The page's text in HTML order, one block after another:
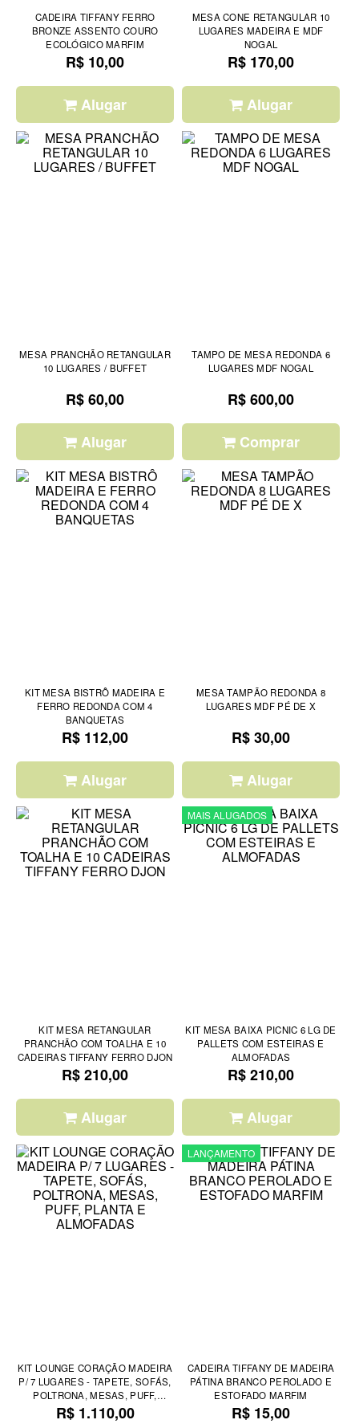
CADEIRA TIFFANY FERRO
BRONZE ASSENTO COURO
ECOLÓGICO MARFIM
R$ 10,00
Alugar
MESA CONE RETANGULAR 10
LUGARES MADEIRA E MDF
NOGAL
R$ 170,00
Alugar
MESA PRANCHÃO RETANGULAR
10 LUGARES / BUFFET
R$ 60,00
Alugar
TAMPO DE MESA REDONDA 6
LUGARES MDF NOGAL
R$ 600,00
Comprar
KIT MESA BISTRÔ MADEIRA E
FERRO REDONDA COM 4
BANQUETAS
R$ 112,00
Alugar
MESA TAMPÃO REDONDA 8
LUGARES MDF PÉ DE X
R$ 30,00
Alugar
KIT MESA RETANGULAR
PRANCHÃO COM TOALHA E 10
CADEIRAS TIFFANY FERRO DJON
R$ 210,00
Alugar
MAIS ALUGADOS
KIT MESA BAIXA PICNIC 6 LG DE
PALLETS COM ESTEIRAS E
ALMOFADAS
R$ 210,00
Alugar
KIT LOUNGE CORAÇÃO MADEIRA
P/ 7 LUGARES - TAPETE, SOFÁS,
POLTRONA, MESAS, PUFF,
PLANTA E ALMOFADAS
R$ 1.110,00
LANÇAMENTO
CADEIRA TIFFANY DE MADEIRA
PÁTINA BRANCO PEROLADO E
ESTOFADO MARFIM
R$ 15,00